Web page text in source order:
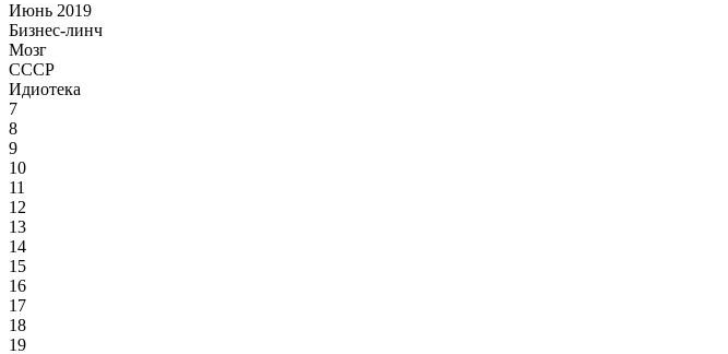
Июнь 2019
Бизнес-линч
Мозг
СССР
Идиотека
7
8
9
10
11
12
13
14
15
16
17
18
19